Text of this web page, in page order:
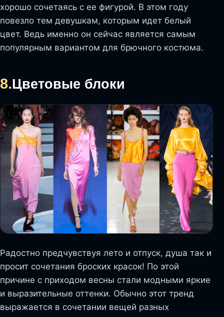
хорошо сочетаясь с ее фигурой. В этом году
повезло тем девушкам, которым идет белый
цвет. Ведь именно он сейчас является самым
популярным вариантом для брючного костюма.
8.Цветовые блоки
Радостно предчувствуя лето и отпуск, душа так и
просит сочетания броских красок! По этой
причине с приходом весны стали модными яркие
и выразительные оттенки. Обычно этот тренд
выражается в сочетании вещей разных